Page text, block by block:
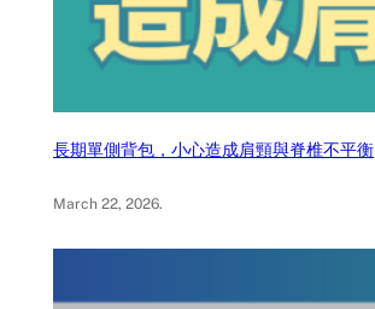
長期單側背包，小心造成肩頸與脊椎不平衡
March 22, 2026.